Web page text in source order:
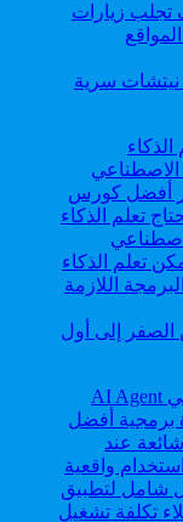
نيتشات سرية
الصفر إلى أول